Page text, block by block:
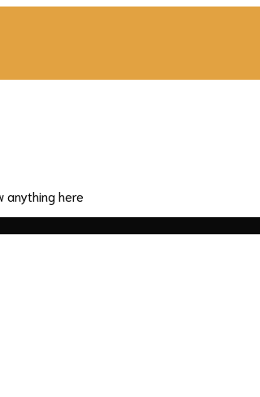
anything here